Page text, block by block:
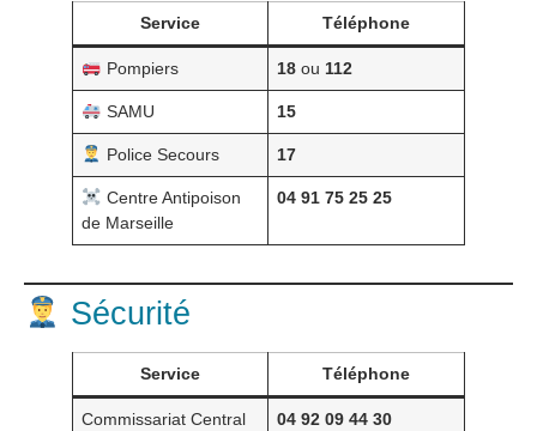
Service Téléphone
Pompiers 18 ou112
SAMU 15
Police Secours 17
Centre Antipoison
de Marseille
04 91 75 25 25
Sécurité
Service Téléphone
Commissariat Central 04 92 09 44 30